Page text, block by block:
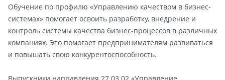
Обучение по профилю «Управлению качеством в бизнес-
системах» помогает освоить разработку, внедрение и
контроль системы качества бизнес-процессов в различных
компаниях. Это помогает предпринимателям развиваться
и повышать свою конкурентоспособность.